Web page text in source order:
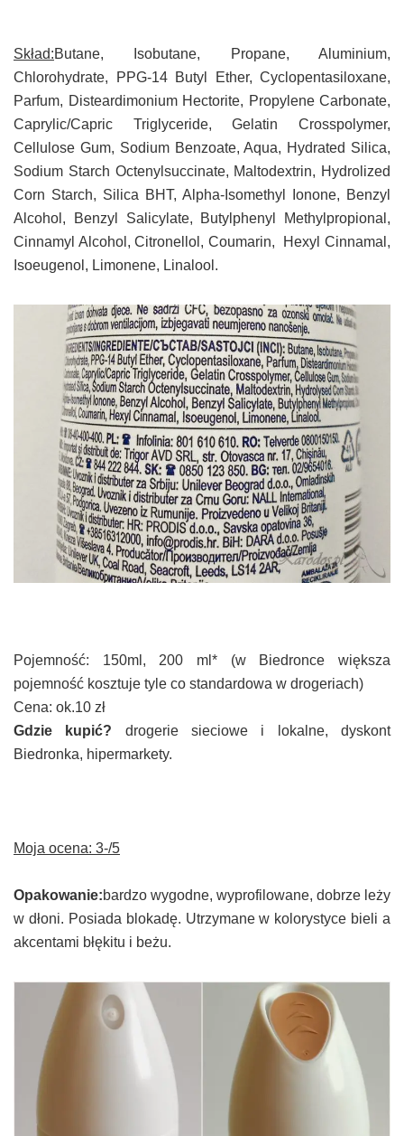
Skład:Butane, Isobutane, Propane, Aluminium,
Chlorohydrate, PPG-14 Butyl Ether, Cyclopentasiloxane,
Parfum, Disteardimonium Hectorite, Propylene Carbonate,
Caprylic/Capric Triglyceride, Gelatin Crosspolymer,
Cellulose Gum, Sodium Benzoate, Aqua, Hydrated Silica,
Sodium Starch Octenylsuccinate, Maltodextrin, Hydrolized
Corn Starch, Silica BHT, Alpha-Isomethyl Ionone, Benzyl
Alcohol, Benzyl Salicylate, Butylphenyl Methylpropional,
Cinnamyl Alcohol, Citronellol, Coumarin,
Hexyl Cinnamal,
Isoeugenol, Limonene, Linalool.
Pojemność: 150ml, 200 ml* (w Biedronce większa
pojemność kosztuje tyle co standardowa w drogeriach)
Cena: ok.10 zł
Gdzie kupić? drogerie sieciowe i lokalne, dyskont
Biedronka, hipermarkety.
Moja ocena: 3-/5
Opakowanie:bardzo wygodne, wyprofilowane, dobrze leży
w dłoni. Posiada blokadę. Utrzymane w kolorystyce bieli a
akcentami błękitu i beżu.